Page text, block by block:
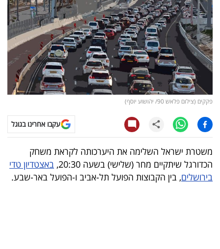
ומחקרים
דעות
רכילות
עסקית
קריפטו
ויראלי
טלוויזיה
עסקי
ספורט
פקקים (צילום פלאש 90/ יהושוע יוסף)
עקבו אחרינו בגוגל
משטרת ישראל השלימה את היערכותה לקראת משחק
הכדורגל שיתקיים מחר (שלישי) בשעה 20:30,
באצטדיון טדי
בירושלים, בין הקבוצות הפועל תל-אביב ו-הפועל באר-שבע.